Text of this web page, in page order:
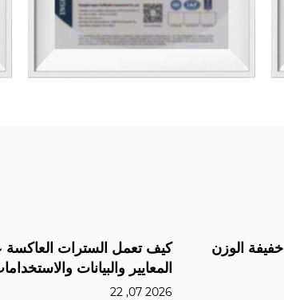
كيف تعمل السترات العاكسة على تحسين الرؤية:
المعايير والبيانات والاستخدامات